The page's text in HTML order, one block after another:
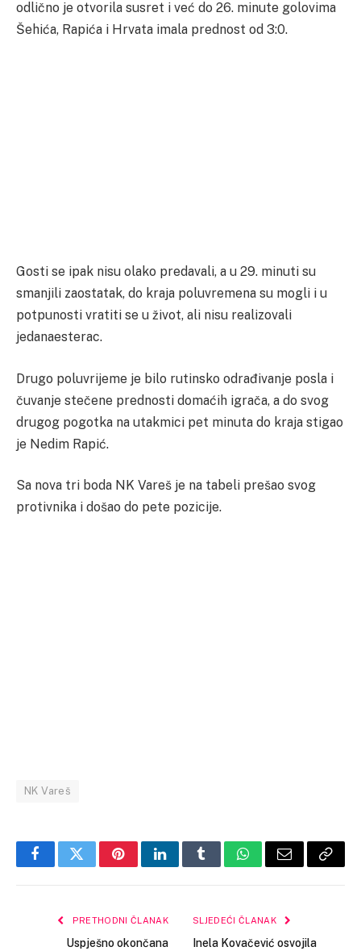
odlično je otvorila susret i već do 26. minute golovima
Šehića, Rapića i Hrvata imala prednost od 3:0.
Gosti se ipak nisu olako predavali, a u 29. minuti su
smanjili zaostatak, do kraja poluvremena su mogli i u
potpunosti vratiti se u život, ali nisu realizovali
jedanaesterac.
Drugo poluvrijeme je bilo rutinsko odrađivanje posla i
čuvanje stečene prednosti domaćih igrača, a do svog
drugog pogotka na utakmici pet minuta do kraja stigao
je Nedim Rapić.
Sa nova tri boda NK Vareš je na tabeli prešao svog
protivnika i došao do pete pozicije.
NK Vareš
FacebookTwitterPinterestLinkedInTumblrWhatsApp
Email Copy
PRETHODNI ČLANAK
Uspješno okončana
SLJEDEĆI ČLANAK
Inela Kovačević osvojila